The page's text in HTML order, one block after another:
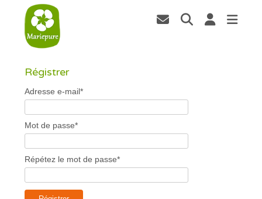
Régistrer
Adresse e-mail*
Mot de passe*
Répétez le mot de passe*